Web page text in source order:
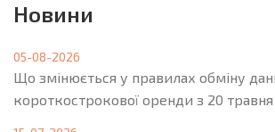
Новини
05-08-2026
Що змінюється у правилах обміну
короткострокової оренди з 20